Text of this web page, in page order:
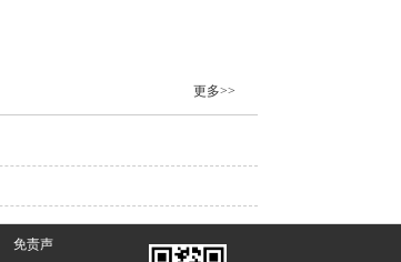
更多>>
免责声